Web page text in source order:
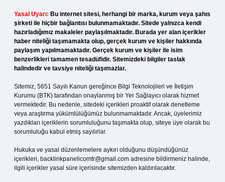
Yasal Uyarı: Bu internet sitesi, herhangi bir marka, kurum veya şahıs
şirketi ile hiçbir bağlantısı bulunmamaktadır. Sitede yalnızca kendi
hazırladığımız makaleler paylaşılmaktadır. Burada yer alan içerikler
haber niteliği taşımamakta olup, gerçek kurum ve kişiler hakkında
paylaşım yapılmamaktadır. Gerçek kurum ve kişiler ile isim
benzerlikleri tamamen tesadüfidir. Sitemizdeki bilgiler taslak
halindedir ve tavsiye niteliği taşımazlar.
Sitemiz, 5651 Sayılı Kanun gereğince Bilgi Teknolojileri ve İletişim
Kurumu (BTK) tarafından onaylanmış bir Yer Sağlayıcı olarak hizmet
vermektedir. Bu nedenle, sitedeki içerikleri proaktif olarak denetleme
veya araştırma yükümlülüğümüz bulunmamaktadır. Ancak, üyelerimiz
yazdıkları içeriklerin sorumluluğunu taşımakta olup, siteye üye olarak bu
sorumluluğu kabul etmiş sayılırlar.
Hukuka ve yasal düzenlemelere aykırı olduğunu düşündüğünüz
içerikleri, backlinkpanelicomtr@gmail.com adresine bildirmeniz halinde,
ilgili içerikler yasal süre içerisinde sitemizden kaldırılacaktır.